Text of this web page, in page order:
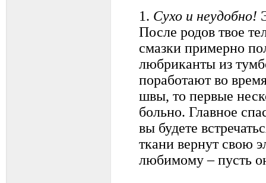
1. Сухо и неудобно!
После родов твое
смазки примерно
любриканты из
поработают во
швы, то первые
больно. Главное
вы будете
ткани вернут свою
любимому – пусть